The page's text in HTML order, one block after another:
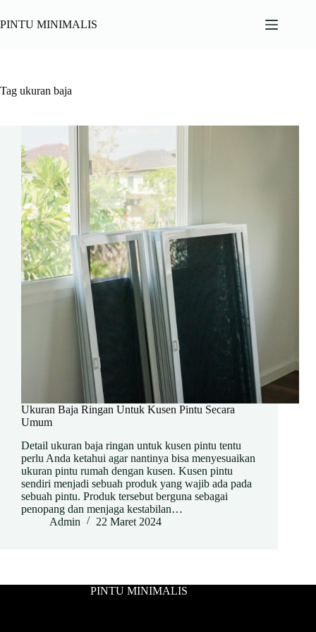
to
content
PINTU MINIMALIS
Tag ukuran baja
Ukuran Baja Ringan Untuk Kusen Pintu Secara
Umum
Detail ukuran baja ringan untuk kusen pintu tentu
perlu Anda ketahui agar nantinya bisa menyesuaikan
ukuran pintu rumah dengan kusen. Kusen pintu
sendiri menjadi sebuah produk yang wajib ada pada
sebuah pintu. Produk tersebut berguna sebagai
penopang dan menjaga kestabilan…
Admin
22 Maret 2024
PINTU MINIMALIS